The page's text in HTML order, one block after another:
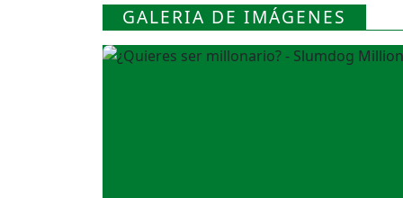
GALERIA DE IMÁGENES